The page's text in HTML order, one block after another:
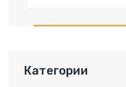
Категории